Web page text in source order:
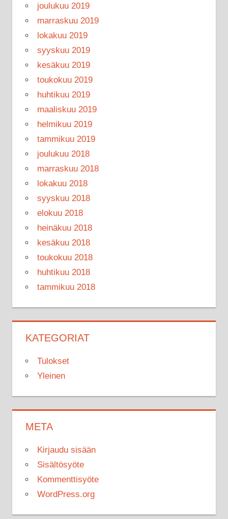
joulukuu 2019
marraskuu 2019
lokakuu 2019
syyskuu 2019
kesäkuu 2019
toukokuu 2019
huhtikuu 2019
maaliskuu 2019
helmikuu 2019
tammikuu 2019
joulukuu 2018
marraskuu 2018
lokakuu 2018
syyskuu 2018
elokuu 2018
heinäkuu 2018
kesäkuu 2018
toukokuu 2018
huhtikuu 2018
tammikuu 2018
KATEGORIAT
Tulokset
Yleinen
META
Kirjaudu sisään
Sisältösyöte
Kommenttisyöte
WordPress.org